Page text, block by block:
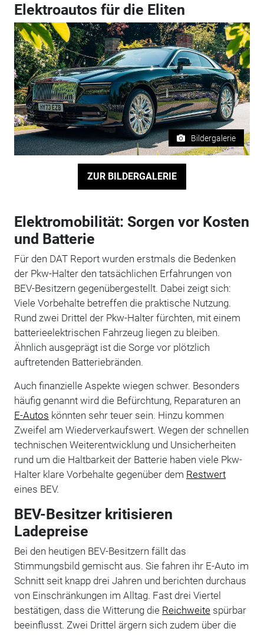
Elektroautos für die Eliten
Bildergalerie
ZUR BILDERGALERIE
Elektromobilität: Sorgen vor Kosten
und Batterie
Für den DAT Report wurden erstmals die Bedenken
der Pkw-Halter den tatsächlichen Erfahrungen von
BEV-Besitzern gegenübergestellt. Dabei zeigt sich:
Viele Vorbehalte betreffen die praktische Nutzung.
Rund zwei Drittel der Pkw-Halter fürchten, mit einem
batterieelektrischen Fahrzeug liegen zu bleiben.
Ähnlich ausgeprägt ist die Sorge vor plötzlich
auftretenden Batteriebränden.
Auch finanzielle Aspekte wiegen schwer. Besonders
häufig genannt wird die Befürchtung, Reparaturen an
E-Autos könnten sehr teuer sein. Hinzu kommen
Zweifel am Wiederverkaufswert. Wegen der schnellen
technischen Weiterentwicklung und Unsicherheiten
rund um die Haltbarkeit der Batterie haben viele Pkw-
Halter klare Vorbehalte gegenüber dem Restwert
eines BEV.
BEV-Besitzer kritisieren
Ladepreise
Bei den heutigen BEV-Besitzern fällt das
Stimmungsbild gemischt aus. Sie fahren ihr E-Auto im
Schnitt seit knapp drei Jahren und berichten durchaus
von Einschränkungen im Alltag. Fast drei Viertel
bestätigen, dass die Witterung die Reichweitespürbar
beeinflusst. Zwei Drittel ärgern sich zudem über die